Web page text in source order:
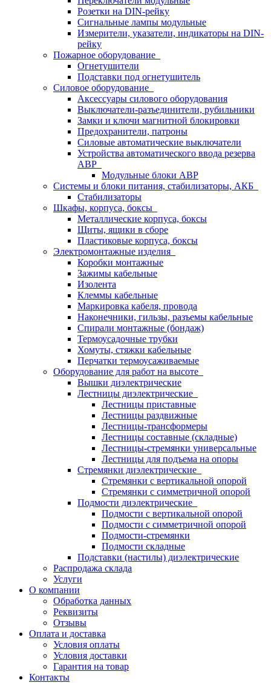
Розетки на DIN-рейку
Сигнальные лампы модульные
Измерители, указатели, индикаторы на DIN-
рейку
Пожарное оборудование
Огнетушители
Подставки под огнетушитель
Силовое оборудование
Аксессуары силового оборудования
Выключатели-разъединители, рубильники
Замки и ключи магнитной блокировки
Предохранители, патроны
Силовые автоматические выключатели
Устройства автоматического ввода резерва
АВР
Модульные блоки АВР
Системы и блоки питания, стабилизаторы, АКБ
Стабилизаторы
Шкафы, корпуса, боксы
Металлические корпуса, боксы
Щиты, ящики в сборе
Пластиковые корпуса, боксы
Электромонтажные изделия
Коробки монтажные
Зажимы кабельные
Изолента
Клеммы кабельные
Маркировка кабеля, провода
Наконечники, гильзы, разъемы кабельные
Спирали монтажные (бондаж)
Термоусадочные трубки
Хомуты, стяжки кабельные
Перчатки термоусаживаемые
Оборудование для работ на высоте
Вышки диэлектрические
Лестницы диэлектрические
Лестницы приставные
Лестницы раздвижные
Лестницы-трансформеры
Лестницы составные (складные)
Лестницы-стремянки универсальные
Лестницы для подъема на опоры
Стремянки диэлектрические
Стремянки с вертикальной опорой
Стремянки с симметричной опорой
Подмости диэлектрические
Подмости с вертикальной опорой
Подмости с симметричной опорой
Подмости-стремянки
Подмости складные
Подставки (настилы) диэлектрические
Распродажа склада
Услуги
О компании
Обработка данных
Реквизиты
Отзывы
Оплата и доставка
Условия оплаты
Условия доставки
Гарантия на товар
Контакты